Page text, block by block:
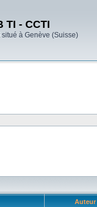
TI - CCTI
à Genève (Suisse)
Auteur